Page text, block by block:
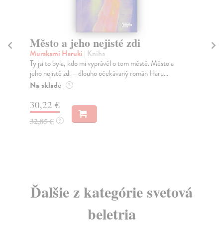
Město a jeho nejisté zdi
Murakami Haruki | Kniha
Ty jsi to byla, kdo mi vyprávěl o tom městě. Město a
jeho nejisté zdi – dlouho očekávaný román Haru...
Na sklade ?
30,22 €
32,85 € ?
Ďalšie z kategórie svetová
beletria